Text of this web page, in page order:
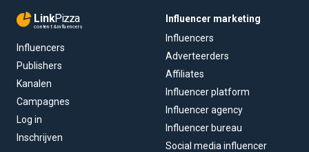
LinkPizza
content & influencers
Influencers
Publishers
Kanalen
Campagnes
Log in
Inschrijven
Influencer marketing
Influencers
Adverteerders
Affiliates
Influencer platform
Influencer agency
Influencer bureau
Social media influencer